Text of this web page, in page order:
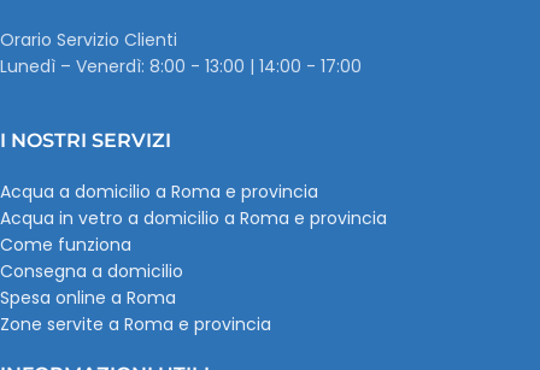
Orario Servizio Clienti
Lunedì – Venerdì: 8:00 - 13:00 | 14:00 - 17:00
I NOSTRI SERVIZI
Acqua a domicilio a Roma e provincia
Acqua in vetro a domicilio a Roma e provincia
Come funziona
Consegna a domicilio
Spesa online a Roma
Zone servite a Roma e provincia